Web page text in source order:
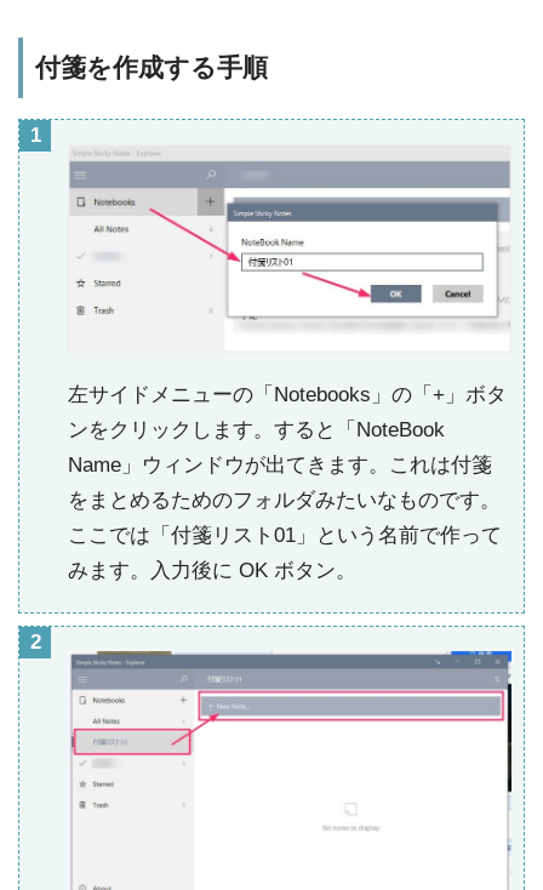
付箋を作成する手順
左サイドメニューの「Notebooks」の「+」ボタ
ンをクリックします。すると「NoteBook
Name」ウィンドウが出てきます。これは付箋
をまとめるためのフォルダみたいなものです。
ここでは「付箋リスト01」という名前で作って
みます。入力後に OK ボタン。